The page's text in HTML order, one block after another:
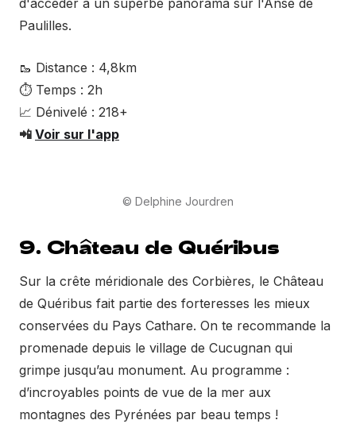
d'accéder à un superbe panorama sur l'Anse de
Paulilles.
🥾 Distance : 4,8km
⏱ Temps : 2h
📈 Dénivelé : 218+
📲 Voir sur l'app
© Delphine Jourdren
9. Château de Quéribus
Sur la crête méridionale des Corbières, le Château
de Quéribus fait partie des forteresses les mieux
conservées du Pays Cathare. On te recommande la
promenade depuis le village de Cucugnan qui
grimpe jusqu’au monument. Au programme :
d’incroyables points de vue de la mer aux
montagnes des Pyrénées par beau temps !